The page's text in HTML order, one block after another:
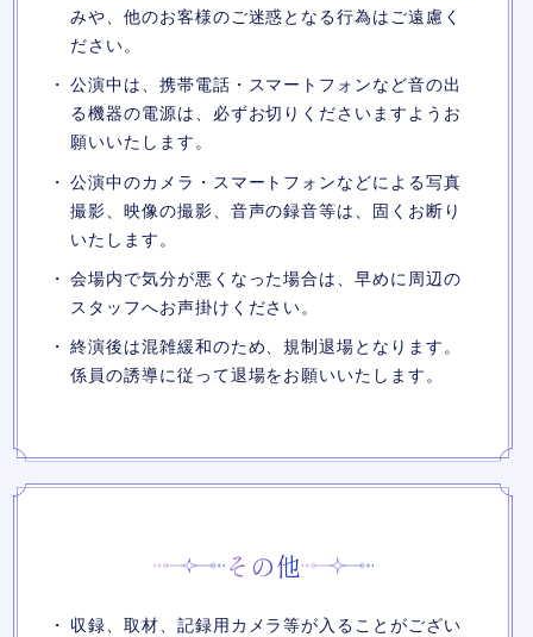
みや、他のお客様のご迷惑となる行為はご遠慮く
ださい。
公演中は、携帯電話・スマートフォンなど音の出
る機器の電源は、必ずお切りくださいますようお
願いいたします。
公演中のカメラ・スマートフォンなどによる写真
撮影、映像の撮影、音声の録音等は、固くお断り
いたします。
会場内で気分が悪くなった場合は、早めに周辺の
スタッフへお声掛けください。
終演後は混雑緩和のため、規制退場となります。
係員の誘導に従って退場をお願いいたします。
その他
収録、取材、記録用カメラ等が入ることがござい